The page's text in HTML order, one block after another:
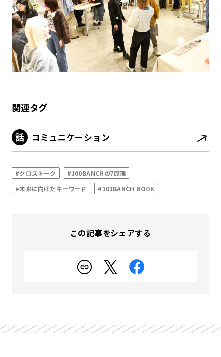
日本最大級のアートと
関連タグ
コミュニケーション
#クロストーク
#100BANCHの7原理
#未来に向けたキーワード
#100BANCH BOOK
この記事をシェアする